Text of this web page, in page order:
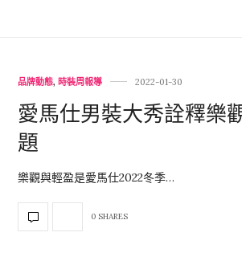
品牌動態, 時裝周報導 2022-01-30
愛馬仕男裝大秀詮釋樂
題
樂觀與輕盈是愛馬仕2022冬季…
0 SHARES